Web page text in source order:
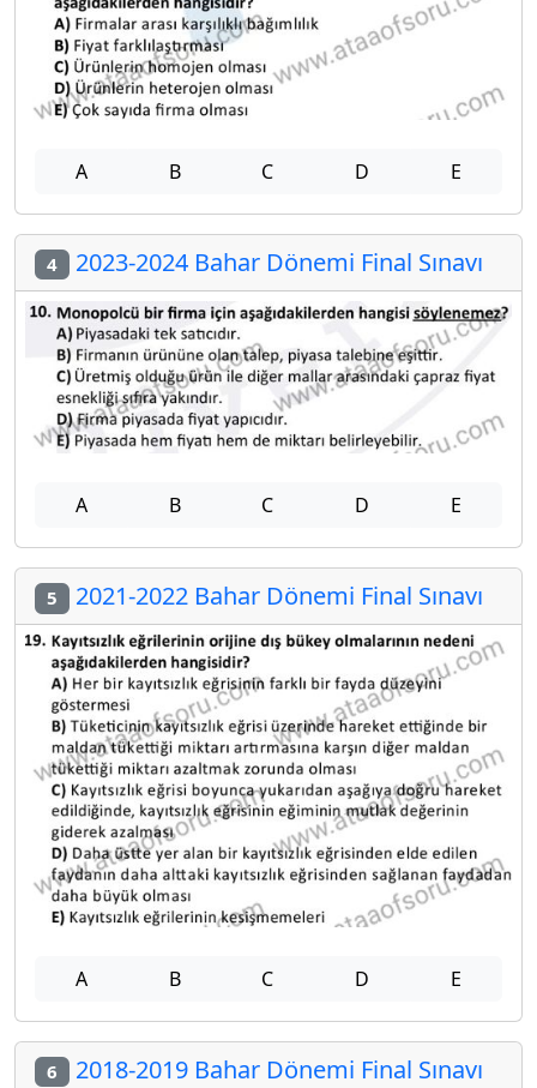
A B C D E
4 2023-2024 Bahar Dönemi Final Sınavı
A B C D E
5 2021-2022 Bahar Dönemi Final Sınavı
A B C D E
6 2018-2019 Bahar Dönemi Final Sınavı